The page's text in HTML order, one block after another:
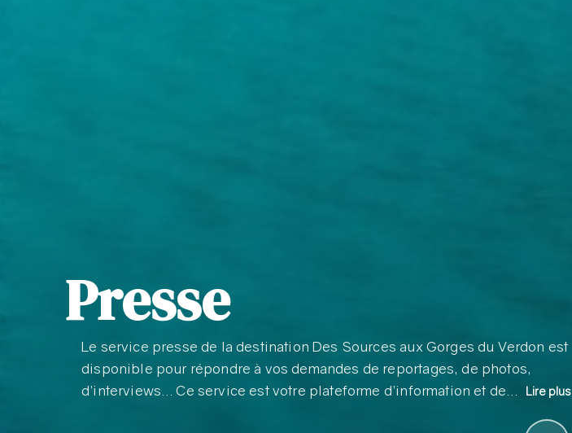
Presse
Le service presse de la destination Des Sources aux Gorges du Verdon est
disponible pour répondre à vos demandes de reportages, de photos,
d’interviews… Ce service est votre plateforme d’information et de…
Lire plus